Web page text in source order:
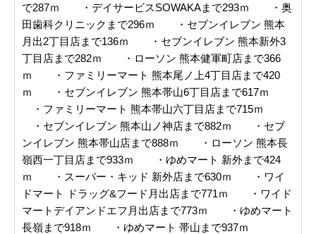
で287ｍ ・デイサービスSOWAKAまで293ｍ ・奥
田歯科クリニックまで296ｍ ・セブンイレブン 熊本
月出2丁目店まで136ｍ ・セブンイレブン 熊本新外3
丁目店まで282ｍ ・ローソン 熊本健軍町店まで366
ｍ ・ファミリーマート 熊本尾ノ上4丁目店まで420
ｍ ・セブンイレブン 熊本帯山6丁目店まで617ｍ
・ファミリーマート 熊本帯山六丁目店まで715ｍ
・セブンイレブン 熊本山ノ神店まで882ｍ ・セブ
ンイレブン 熊本帯山店まで888ｍ ・ローソン 熊本長
嶺西一丁目店まで933ｍ ・ゆめマート 新外まで424
ｍ ・スーパー・キッド 新外店まで630ｍ ・ワイ
ドマート ドラッグ&フード月出店まで771ｍ ・ワイド
マートデイアンドエフ月出店まで773ｍ ・ゆめマート
長嶺まで918ｍ ・ゆめマート 帯山まで937ｍ